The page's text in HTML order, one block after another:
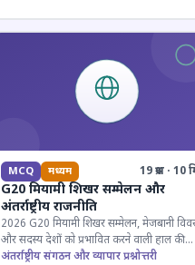
MCQ मध्यम 19 प्रश्न · 10
G20 मियामी शिखर सम्मेलन और
अंतर्राष्ट्रीय राजनीति
2026 G20 मियामी शिखर सम्मेलन, मेजबानी
और सदस्य देशों को प्रभावित करने वाली हाल की
राजनयिक घटनाओं पर ज्ञान परीक्षण करें।
अंतर्राष्ट्रीय संगठन और व्यापार प्रश्नोत्तरी